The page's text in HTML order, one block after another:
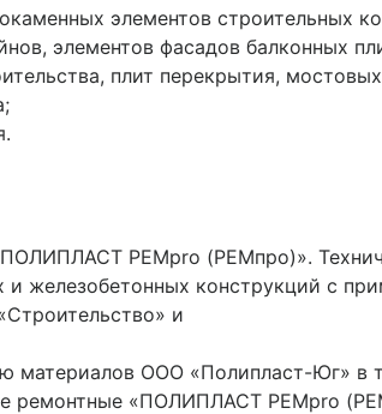
элементов строительных
элементов фасадов балконных
плит перекрытия,
РЕМpro (РЕМпро)».
железобетонных конструкций с
и
материалов ООО «Полипласт-Юг»
ремонтные «ПОЛИПЛАСТ РЕМpro